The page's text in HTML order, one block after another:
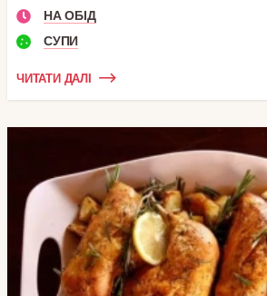
НА ОБІД
СУПИ
ЧИТАТИ ДАЛІ